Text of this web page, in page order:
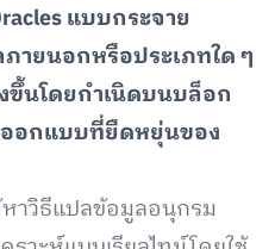
แบบกระจาย
ายนอกหรือประเภทใด ๆ
ขึ้นโดยกำเนิดบนบล็อก
ออกแบบที่ยืดหยุ่นของ
หาวิธีแปลข้อมูลอนุกรม